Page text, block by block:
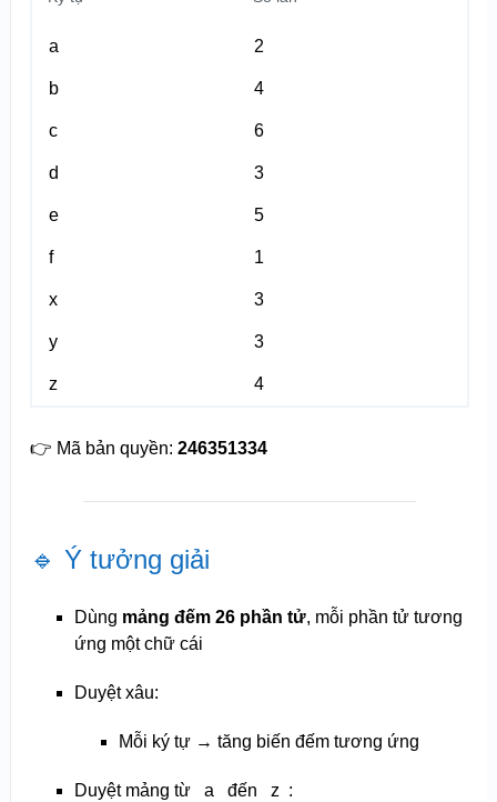
a 2
b 4
c 6
d 3
e 5
f 1
x 3
y 3
z 4
👉 Mã bản quyền: 246351334
🔹 Ý tưởng giải
Dùng mảng đếm 26 phần tử, mỗi phần tử tương
ứng một chữ cái
Duyệt xâu:
Mỗi ký tự → tăng biến đếm tương ứng
Duyệt mảng từ a đến z :